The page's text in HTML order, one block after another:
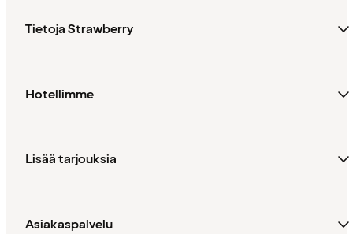
Tietoja Strawberry
Hotellimme
Lisää tarjouksia
Asiakaspalvelu